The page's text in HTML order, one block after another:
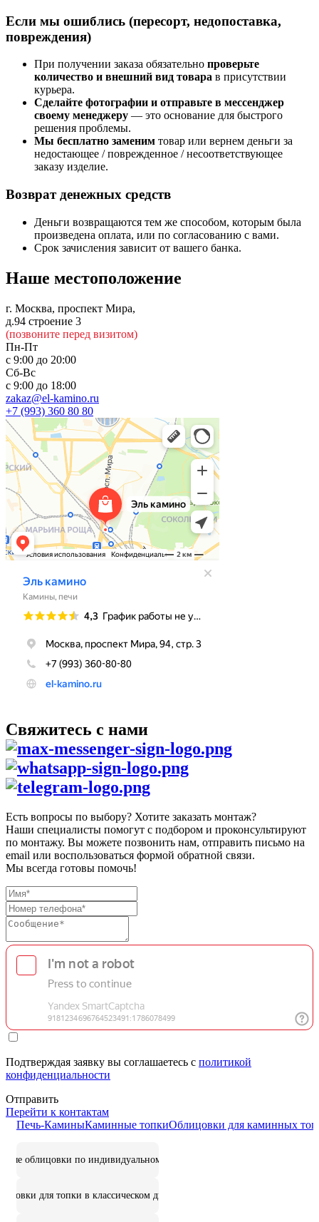
Если мы ошиблись (пересорт, недопоставка,
повреждения)
При получении заказа обязательно проверьте
количество и внешний вид товара в присутствии
курьера.
Сделайте фотографии и отправьте в мессенджер
своему менеджеру — это основание для быстрого
решения проблемы.
Мы бесплатно заменим товар или вернем деньги за
недостающее / поврежденное / несоответствующее
заказу изделие.
Возврат денежных средств
Деньги возвращаются тем же способом, которым была
произведена оплата, или по согласованию с вами.
Срок зачисления зависит от вашего банка.
Наше местоположение
г. Москва, проспект Мира,
д.94 строение 3
(позвоните перед визитом)
Пн-Пт
с 9:00 до 20:00
Сб-Вс
с 9:00 до 18:00
zakaz@el-kamino.ru
+7 (993) 360 80 80
Свяжитесь с нами
Есть вопросы по выбору? Хотите заказать монтаж?
Наши специалисты помогут с подбором и проконсультируют
по монтажу. Вы можете позвонить нам, отправить письмо на
email или воспользоваться формой обратной связи.
Мы всегда готовы помочь!
Подтверждая заявку вы соглашаетесь с политикой
конфиденциальности
Отправить
Перейти к контактам
Печь-КаминыКаминные топкиОблицовки для каминных
облицовки по индивидуальному дизайну
для топки в классическом дизайне